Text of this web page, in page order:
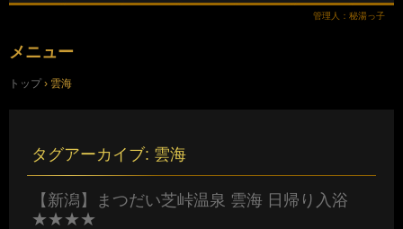
管理人：秘湯っ子
メニュー
ン
トップ › 雲海
タグアーカイブ: 雲海
【新潟】まつだい芝峠温泉 雲海 日帰り入浴
★★★★